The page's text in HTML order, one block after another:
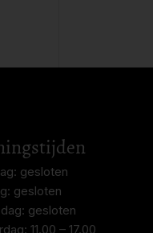
gesloten
gesloten
gesloten
11.00 – 17.00